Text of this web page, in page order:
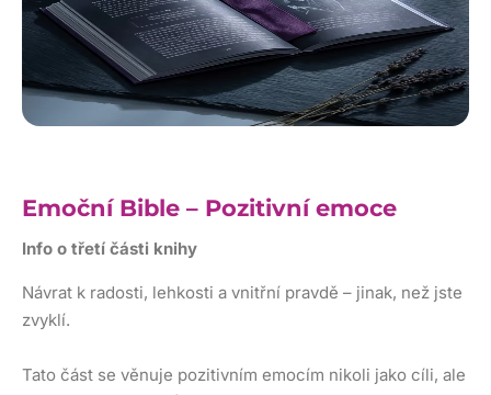
Emoční Bible – Pozitivní emoce
Info o třetí části knihy
Návrat k radosti, lehkosti a vnitřní pravdě – jinak, než jste
zvyklí.
Tato část se věnuje pozitivním emocím nikoli jako cíli, ale